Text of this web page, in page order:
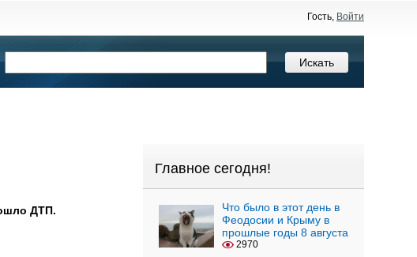
Гость, Войти
ДТП.
Главное сегодня!
Что было в этот день в
Феодосии и Крыму в
прошлые годы 8 августа
2970